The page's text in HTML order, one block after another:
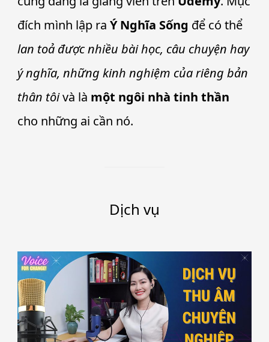
đích mình lập raÝ Nghĩa Sống để có thể
lan toả được nhiều bài học, câu chuyện hay
ý nghĩa, những kinh nghiệm của riêng bản
thân tôivà là một ngôi nhà tinh thần
cho những ai cần nó.
Dịch vụ